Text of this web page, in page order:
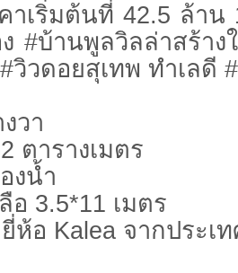
าเริ่มต้นที่ 42.5 ล้า
ง #บ้านพูลวิลล่าสร้า
วิวดอยสุเทพ ทำเลดี
วา
ตารางเมตร
งน้ำ
อ 3.5*11 เมตร
ห้อ Kalea จากประเ